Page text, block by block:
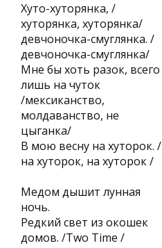
Хуто-хуторянка, /
хуторянка, хуторянка/
девчоночка-смуглянка. /
девчоночка-смуглянка/
Мне бы хоть разок, всего
лишь на чуток
/мексиканство,
молдаванство, не
цыганка/
В мою весну на хуторок. /
на хуторок, на хуторок /
Медом дышит лунная
ночь.
Редкий свет из окошек
домов. /Two Time /